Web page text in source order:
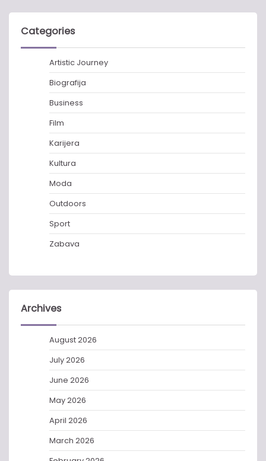
Categories
Artistic Journey
Biografija
Business
Film
Karijera
Kultura
Moda
Outdoors
Sport
Zabava
Archives
August 2026
July 2026
June 2026
May 2026
April 2026
March 2026